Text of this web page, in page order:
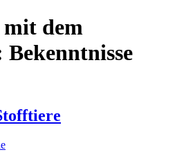
dem
Bekenntnisse